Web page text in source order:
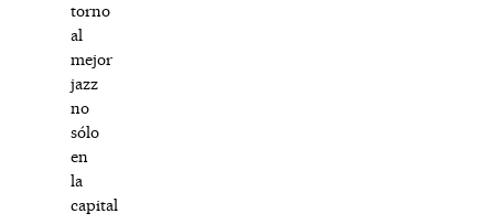
torno
al
mejor
jazz
no
sólo
en
la
capital